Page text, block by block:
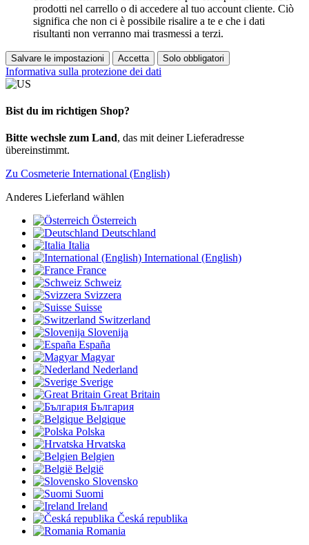
prodotti nel carrello o di accedere al tuo account cliente. Ciò
significa che non ci è possibile risalire a te e che i dati
risultanti non verranno mai trasmessi a terzi.
Salvare le impostazioni Accetta Solo obbligatori
Informativa sulla protezione dei dati
Bist du im richtigen Shop?
Bitte wechsle zum Land, das mit deiner Lieferadresse
übereinstimmt.
Zu Cosmeterie International (English)
Anderes Lieferland wählen
Österreich
Deutschland
Italia
International (English)
France
Schweiz
Svizzera
Suisse
Switzerland
Slovenija
España
Magyar
Nederland
Sverige
Great Britain
България
Belgique
Polska
Hrvatska
Belgien
België
Slovensko
Suomi
Ireland
Česká republika
Romania